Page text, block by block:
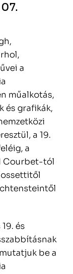
a
műalkotás,
és grafikák,
a 19.
a
Courbet-tól
és
be a